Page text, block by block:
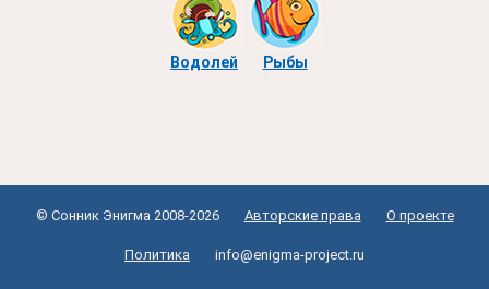
Водолей Рыбы
© Сонник Энигма 2008-2026 Авторские права О проекте
Политика info@enigma-project.ru